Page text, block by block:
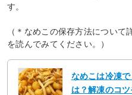
す。
（＊なめこの保存方法につい
を読んでみてください。）
なめこは冷凍
は？解凍のコ